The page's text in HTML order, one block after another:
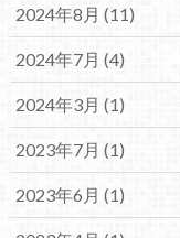
2024年8月 (11)
2024年7月 (4)
2024年3月 (1)
2023年7月 (1)
2023年6月 (1)